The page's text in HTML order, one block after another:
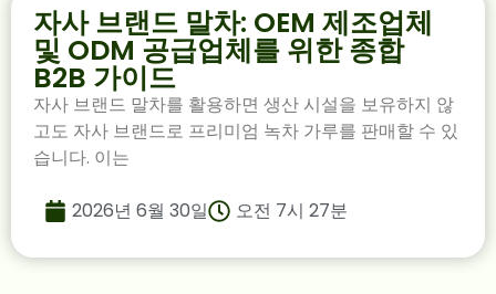
자사 브랜드 말차: OEM 제조업체
및 ODM 공급업체를 위한 종합
B2B 가이드
자사 브랜드 말차를 활용하면 생산 시설을 보유하지 않
고도 자사 브랜드로 프리미엄 녹차 가루를 판매할 수 있
습니다. 이는
2026년 6월 30일 오전 7시 27분